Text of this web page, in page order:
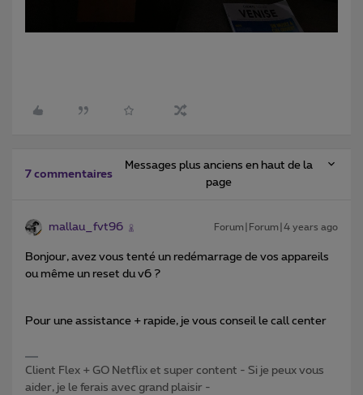
7 commentaires
Messages plus anciens en haut de la
page
mallau_fvt96 Forum|Forum|4 years ago
Bonjour, avez vous tenté un redémarrage de vos appareils
ou même un reset du v6 ?
Pour une assistance + rapide, je vous conseil le call center
Client Flex + GO Netflix et super content - Si je peux vous
aider, je le ferais avec grand plaisir -